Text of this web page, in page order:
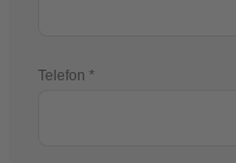
Telefon